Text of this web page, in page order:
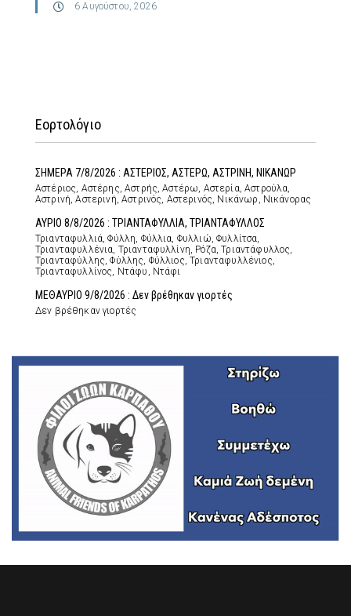
6 Αυγούστου, 2026
Εορτολόγιο
ΣΗΜΕΡΑ 7/8/2026 : ΑΣΤΕΡΙΟΣ, ΑΣΤΕΡΩ, ΑΣΤΡΙΝΗ, ΝΙΚΑΝΩΡ
Αστέριος, Αστέρης, Αστρής, Αστέρω, Αστερία, Αστρούλα,
Αστρινή, Αστερινή, Αστρινός, Αστερινός, Νικάνωρ, Νικάνορας
ΑΥΡΙΟ 8/8/2026 : ΤΡΙΑΝΤΑΦΥΛΛΙΑ, ΤΡΙΑΝΤΑΦΥΛΛΟΣ
Τριανταφυλλιά, Φύλλη, Φύλλια, Φυλλιώ, Φυλλίτσα,
Τριανταφυλλένια, Τριανταφυλλίνη, Ρόζα, Τριαντάφυλλος,
Τριανταφύλλης, Φύλλης, Φύλλιος, Τριανταφυλλένιος,
Τριανταφυλλίνος, Ντάφυ, Ντάφι
ΜΕΘΑΥΡΙΟ 9/8/2026 : Δεν βρέθηκαν γιορτές
Δεν βρέθηκαν γιορτές